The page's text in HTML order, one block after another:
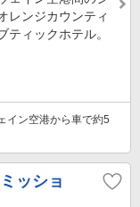
レンジカウンティ
ティックホテル。
イン空港から車で約5
ッショ